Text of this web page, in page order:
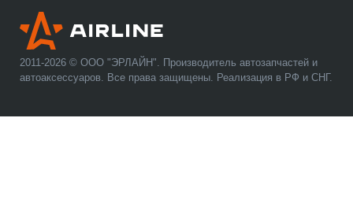
2011-2026 © ООО "ЭРЛАЙН". Производитель автозапчастей и
автоаксессуаров. Все права защищены. Реализация в РФ и СНГ.